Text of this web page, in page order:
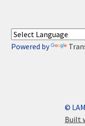
Powered by
©
Built